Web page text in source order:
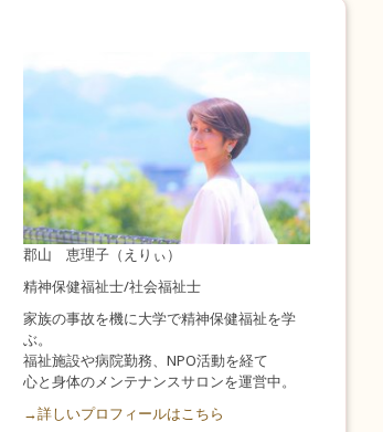
郡山 恵理子（えりぃ）
精神保健福祉士/社会福祉士
家族の事故を機に大学で精神保健福祉を学
ぶ。
福祉施設や病院勤務、NPO活動を経て
心と身体のメンテナンスサロンを運営中。
→詳しいプロフィールはこちら